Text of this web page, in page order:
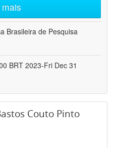
Brasileira de Pesquisa
BRT 2023-Fri Dec 31
Couto Pinto